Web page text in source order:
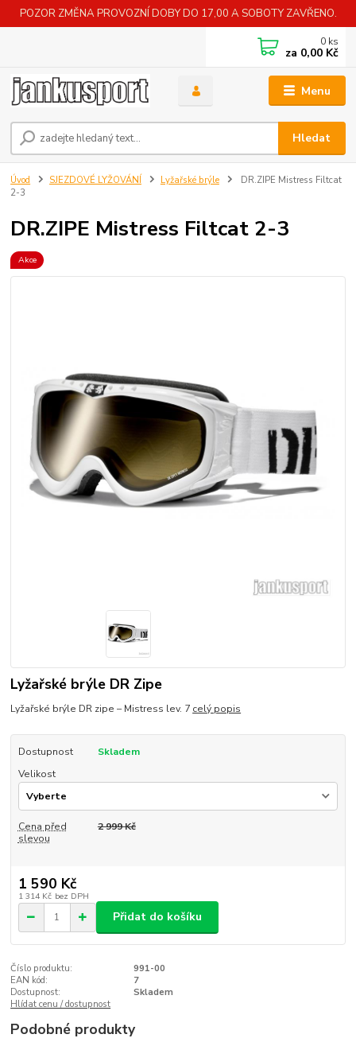
POZOR ZMĚNA PROVOZNÍ DOBY DO 17,00 A SOBOTY ZAVŘENO.
Menu
Hledat
0 ks
za 0,00 Kč
Úvod SJEZDOVÉ LYŽOVÁNÍ Lyžařské brýle
DR.ZIPE Mistress Filtcat
2-3
DR.ZIPE Mistress Filtcat 2-3
Akce
Lyžařské brýle DR Zipe
Lyžařské brýle DR zipe – Mistress lev. 7 celý popis
Dostupnost
Skladem
Velikost
Cena před
slevou
2 999 Kč
1 590 Kč
1 314 Kč bez DPH
Přidat do košíku
Číslo produktu:
991-00
EAN kód:
7
Dostupnost:
Skladem
Hlídat cenu / dostupnost
Podobné produkty